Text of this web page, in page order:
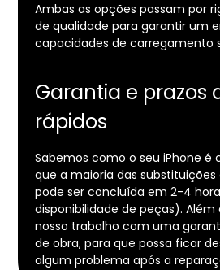
Ambas as opções passam por
de qualidade para garantir um
capacidades de carregamento
Garantia e prazos
rápidos
Sabemos como o seu iPhone é
que a maioria das substituições
pode ser concluída em 2-4
disponibilidade de peças). Além
nosso trabalho com uma
de obra, para que possa ficar
algum problema após a